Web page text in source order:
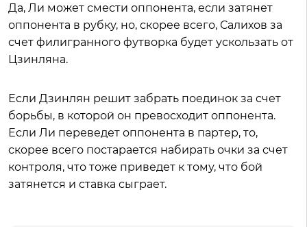
Да, Ли может смести оппонента, если затянет
оппонента в рубку, но, скорее всего, Салихов за
счет филигранного футворка будет ускользать от
Цзинляна.
Если Дзинлян решит забрать поединок за счет
борьбы, в которой он превосходит оппонента.
Если Ли переведет оппонента в партер, то,
скорее всего постарается набирать очки за счет
контроля, что тоже приведет к тому, что бой
затянется и ставка сыграет.